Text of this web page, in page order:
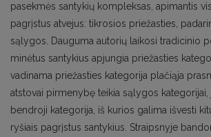
pasekmės santykių kompleksas, apimantis
pagrįstus atvejus: tikrosios priežasties,
sąlygos. Dauguma autorių laikosi tradicinio
minėtus santykius apjungia priežasties
vadinama priežasties kategorija plačiąja
atstovai pirmenybę teikia sąlygos
bendroji kategorija, iš kurios galima išvesti
ryšiais pagrįstus santykius. Straipsnyje